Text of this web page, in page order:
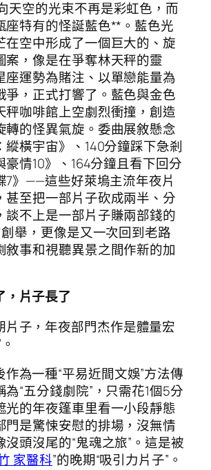
天空的光束不再是彩虹色，而
座特有的怪誕藍色**。藍色光
在空中形成了一個巨大的、旋
案，像是在爭奪林天秤的靈
座運勢為賭注、以單戀能量為
爭，正式打響了。藍色與金色
秤咖啡館上空劇烈衝撞，創造
轉的怪異氣旋。委曲展敘懸念
縱橫宇宙》、140分鐘踩下急剎
豪情10》、164分鐘且看下回分
7》——這些好萊塢主流年夜片
甚至把一部片子砍成兩半、分
談不上是一部片子賺兩部錢的
創舉，更像是又一次回到老路
敘事和視聽異景之間作新的加
，片子長了
片子，年夜部門杰作是體量宏
作為一種“平易近間文娛”方法傳
“五分錢劇院”，只需花1個5分
光的年夜篷車里看一小段靜態
門是驚悚安慰的排場，沒無情
沒頭沒尾的“鬼魂之旅”。這是被
家醫科”的晚期“吸引力片子”。